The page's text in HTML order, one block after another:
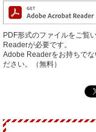
PDF形式のファイルをご覧
Readerが必要です。
Adobe Readerをお持ちで
ださい。（無料）